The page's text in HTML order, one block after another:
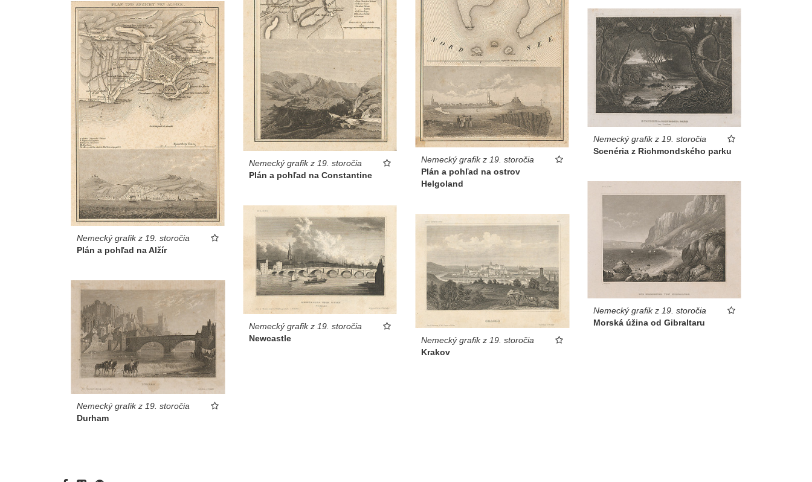
Nemecký grafik z 19. storočia
Plán a pohľad na ostrov
Helgoland
Nemecký grafik z 19. storočia
Plán a pohľad na Constantine
Nemecký grafik z 19. storočia
Plán a pohľad na Alžír
Nemecký grafik z 19. storočia
Scenéria z Richmondského parku
Nemecký grafik z 19. storočia
Morská úžina od Gibraltaru
Nemecký grafik z 19. storočia
Newcastle
Nemecký grafik z 19. storočia
Krakov
Nemecký grafik z 19. storočia
Durham